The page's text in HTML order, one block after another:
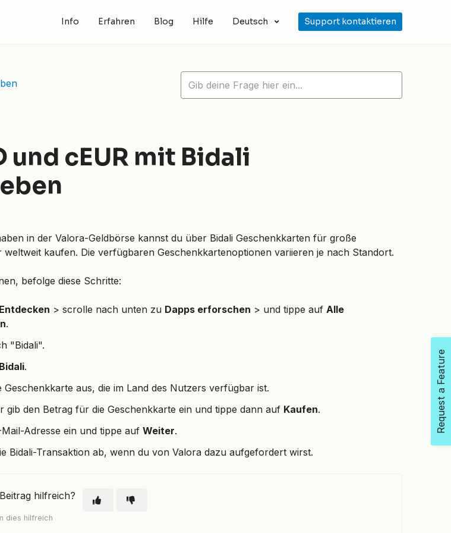
Info Erfahren Blog Hilfe Deutsch Support kontaktieren
und cEUR mit Bidali
in der Valora-Geldbörse kannst du über Bidali Geschenkkarten für große
weltweit kaufen. Die verfügbaren Geschenkkartenoptionen variieren je nach Standort.
befolge diese Schritte:
Entdecken > scrolle nach unten zu Dapps erforschen > und tippe auf Alle
.
"Bidali".
Bidali.
Geschenkkarte aus, die im Land des Nutzers verfügbar ist.
gib den Betrag für die Geschenkkarte ein und tippe dann auf Kaufen.
Mail-Adresse ein und tippe aufWeiter.
Bidali-Transaktion ab, wenn du von Valora dazu aufgefordert wirst.
hilfreich?
dies hilfreich
Request a Feature